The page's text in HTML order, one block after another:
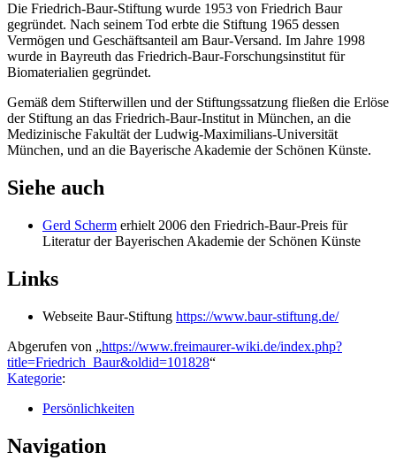
Die Friedrich-Baur-Stiftung wurde 1953 von Friedrich Baur
gegründet. Nach seinem Tod erbte die Stiftung 1965 dessen
Vermögen und Geschäftsanteil am Baur-Versand. Im Jahre 1998
wurde in Bayreuth das Friedrich-Baur-Forschungsinstitut für
Biomaterialien gegründet.
Gemäß dem Stifterwillen und der Stiftungssatzung fließen die Erlöse
der Stiftung an das Friedrich-Baur-Institut in München, an die
Medizinische Fakultät der Ludwig-Maximilians-Universität
München, und an die Bayerische Akademie der Schönen Künste.
Siehe auch
Gerd Scherm erhielt 2006 den Friedrich-Baur-Preis für
Literatur der Bayerischen Akademie der Schönen Künste
Links
Webseite Baur-Stiftung https://www.baur-stiftung.de/
Abgerufen von „https://www.freimaurer-wiki.de/index.php?
title=Friedrich_Baur&oldid=101828“
Kategorie:
Persönlichkeiten
Navigation